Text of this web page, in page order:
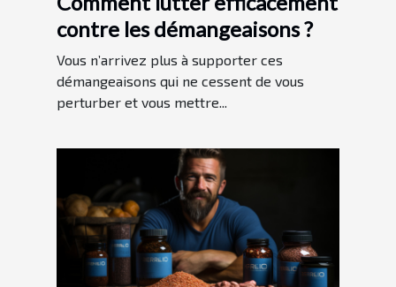
contre les démangeaisons ?
Vous n’arrivez plus à supporter ces
démangeaisons qui ne cessent de vous
perturber et vous mettre...